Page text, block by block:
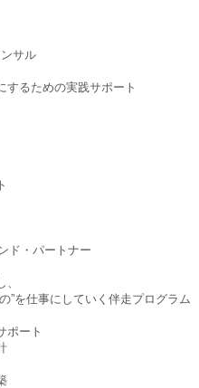
サル
するための実践サポート
ド・パートナー
”を仕事にしていく伴走プログラム
ポート